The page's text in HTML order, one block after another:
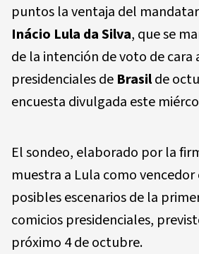
puntos la ventaja del
Inácio Lula da Silva, que se
de la intención de voto de cara
presidenciales de Brasilde
encuesta divulgada este
El sondeo, elaborado por la
muestra a Lula como
posibles escenarios de la
comicios presidenciales,
próximo 4 de octubre.